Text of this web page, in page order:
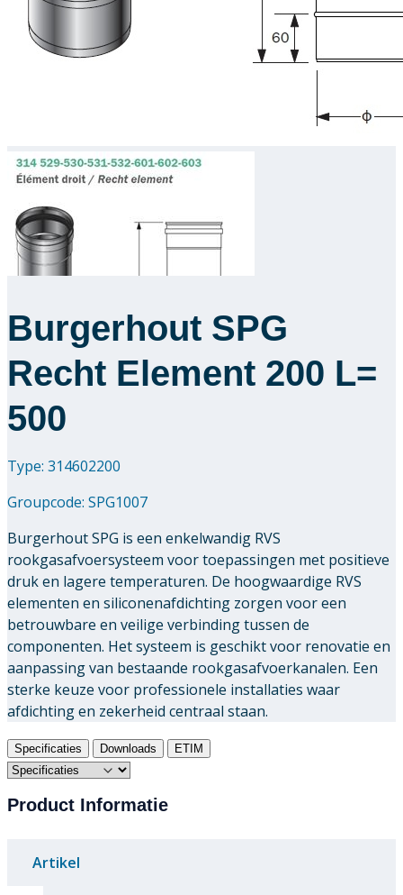
Burgerhout SPG
Recht Element 200 L=
500
Type: 314602200
Groupcode: SPG1007
Burgerhout SPG is een enkelwandig RVS
rookgasafvoersysteem voor toepassingen met positieve
druk en lagere temperaturen. De hoogwaardige RVS
elementen en siliconenafdichting zorgen voor een
betrouwbare en veilige verbinding tussen de
componenten. Het systeem is geschikt voor renovatie en
aanpassing van bestaande rookgasafvoerkanalen. Een
sterke keuze voor professionele installaties waar
afdichting en zekerheid centraal staan.
Specificaties Downloads ETIM
Product Informatie
Artikel